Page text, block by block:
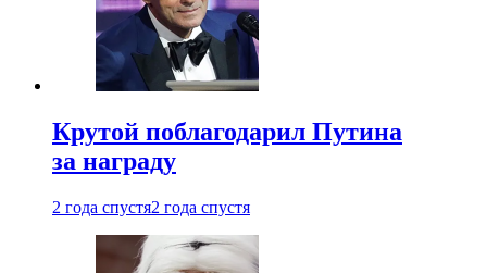
Крутой поблагодарил Путина
за награду
2 года спустя2 года спустя